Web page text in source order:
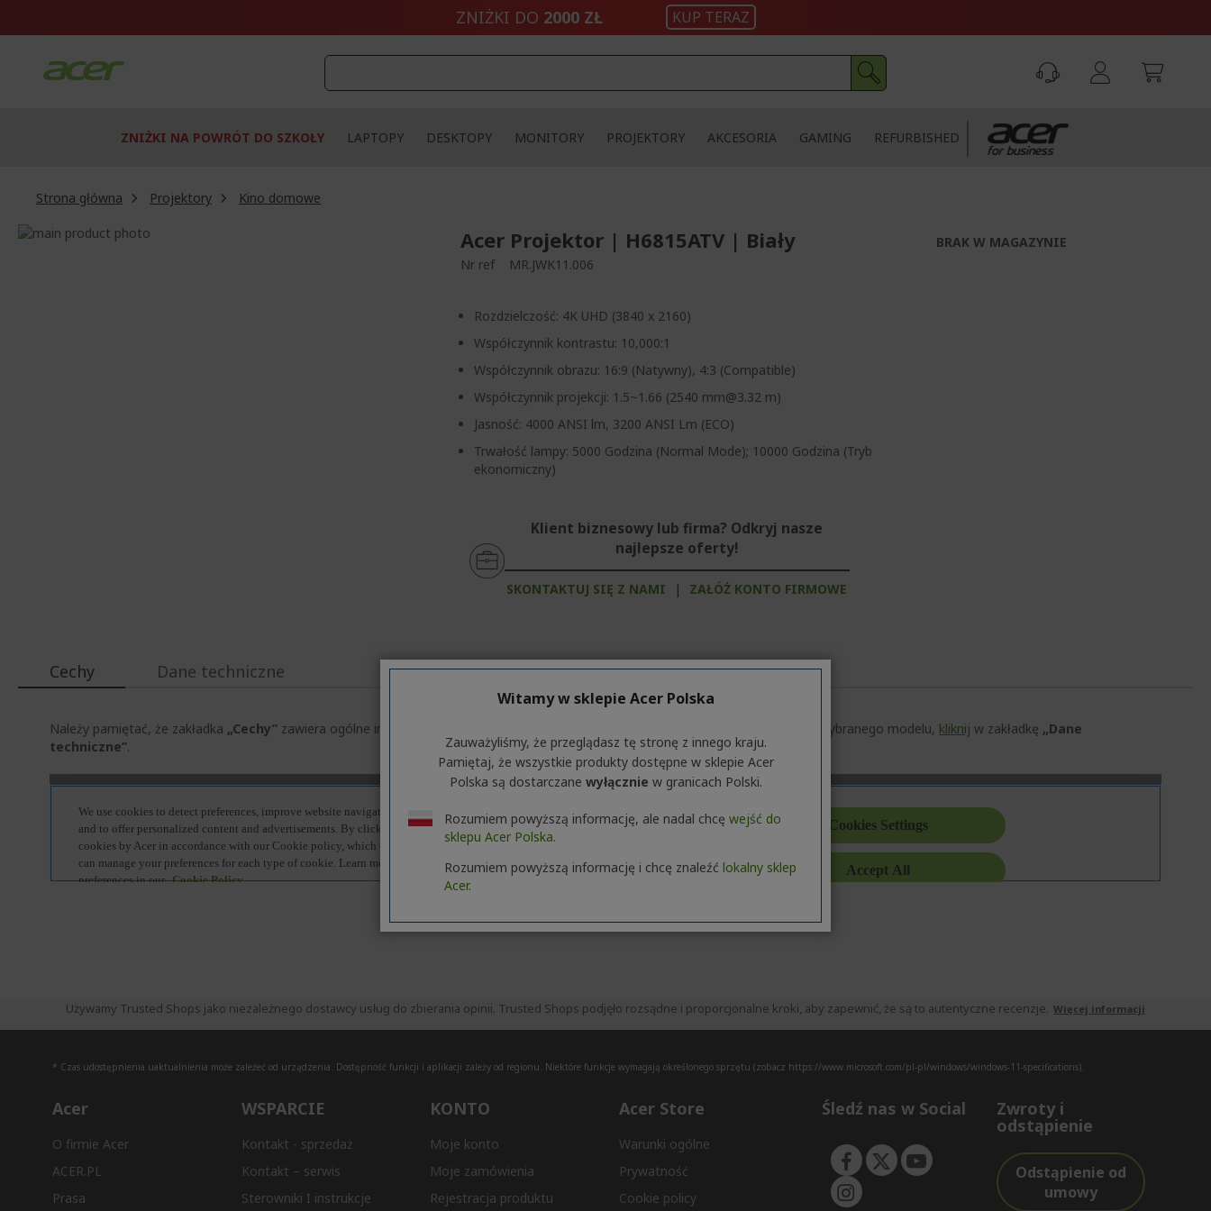
ZNIŻKI DO 2000 ZŁ KUP TERAZ
ZNIŻKI NA POWRÓT DO SZKOŁY LAPTOPY DESKTOPY MONITORY PROJEKTORY AKCESORIA GAMING REFURBISHED
Strona główna Projektory
Kino domowe
Przejdź
Acer Projektor | H6815ATV | Biały
Nr ref MR.JWK11.006
Rozdzielczość: 4K UHD (3840 x 2160)
Współczynnik kontrastu: 10,000:1
Współczynnik obrazu: 16:9 (Natywny), 4:3 (Compatible)
Współczynnik projekcji: 1.5~1.66 (2540 mm@3.32 m)
Jasność: 4000 ANSI lm, 3200 ANSI Lm (ECO)
Trwałość lampy: 5000 Godzina (Normal Mode); 10000 Godzina (Tryb
ekonomiczny)
Klient biznesowy lub firma? Odkryj nasze
najlepsze oferty!
SKONTAKTUJ SIĘ Z NAMI | ZAŁÓŻ KONTO FIRMOWE
BRAK W MAGAZYNIE
Cechy
Należy pamiętać, że zakładka „Cechy” zawiera ogólne informacje o serii produktów. Aby poznać dokładną specyfikację techniczną wybranego modelu, kliknij w zakładkę „Dane
techniczne”.
Dane techniczne
Używamy Trusted Shops jako niezależnego dostawcy usług do zbierania opinii. Trusted Shops podjęło rozsądne i proporcjonalne kroki, aby zapewnić, że są to autentyczne recenzje. Więcej informacji
* Czas udostępnienia uaktualnienia może zależeć od urządzenia. Dostępność funkcji i aplikacji zależy od regionu. Niektóre funkcje wymagają określonego sprzętu (zobacz https://www.microsoft.com/pl-pl/windows/windows-11-specifications).
Acer
O firmie Acer
ACER.PL
Prasa
WSPARCIE
Kontakt - sprzedaż
Kontakt – serwis
Sterowniki I instrukcje
KONTO
Moje konto
Moje zamówienia
Rejestracja produktu
Acer Store
Warunki ogólne
Prywatność
Cookie policy
Śledź nas w Social Zwroty i
odstąpienie
Odstąpienie od
umowy
Witamy w sklepie Acer Polska
Zauważyliśmy, że przeglądasz tę stronę z innego kraju.
Pamiętaj, że wszystkie produkty dostępne w sklepie Acer
Polska są dostarczane wyłącznie w granicach Polski.
Rozumiem powyższą informację, ale nadal chcę wejść do
sklepu Acer Polska.
Rozumiem powyższą informację i chcę znaleźć lokalny sklep
Acer.